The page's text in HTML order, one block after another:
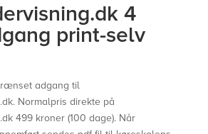
4
print-selv
adgang til
Normalpris direkte på
499 kroner (100 dage). Når